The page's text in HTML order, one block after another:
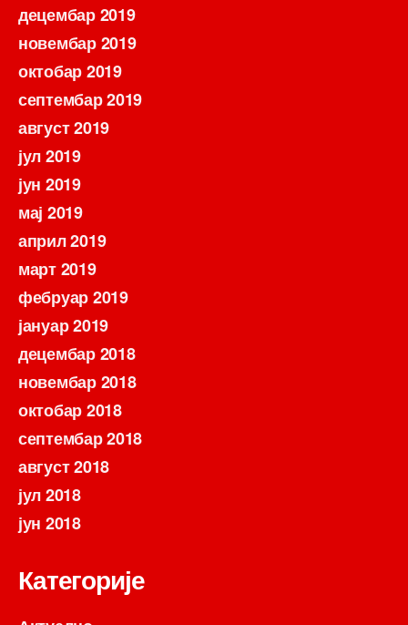
децембар 2019
новембар 2019
октобар 2019
септембар 2019
август 2019
јул 2019
јун 2019
мај 2019
април 2019
март 2019
фебруар 2019
јануар 2019
децембар 2018
новембар 2018
октобар 2018
септембар 2018
август 2018
јул 2018
јун 2018
Категорије